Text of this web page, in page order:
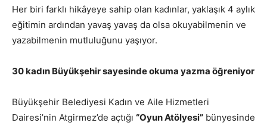
Her biri farklı hikâyeye sahip olan kadınlar, yaklaşık 4 aylık
eğitimin ardından yavaş yavaş da olsa okuyabilmenin ve
yazabilmenin mutluluğunu yaşıyor.
30 kadın Büyükşehir sayesinde okuma yazma öğreniyor
Büyükşehir Belediyesi Kadın ve Aile Hizmetleri
Dairesi’nin Atgirmez’de açtığı “Oyun Atölyesi” bünyesinde